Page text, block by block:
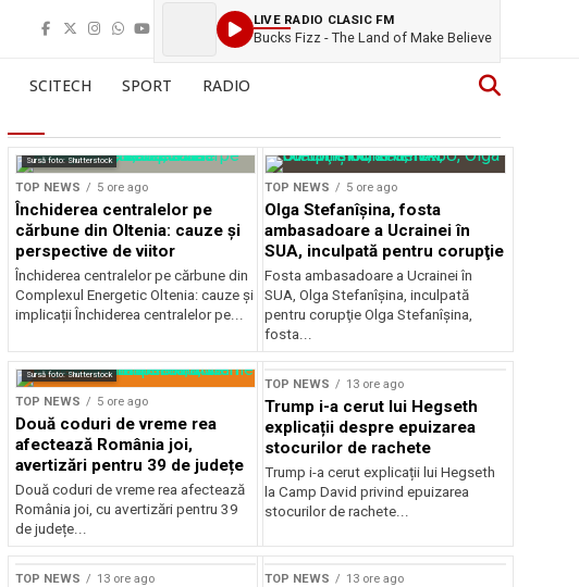
LIVE RADIO CLASIC FM
Bucks Fizz - The Land of Make Believe
SCITECH SPORT RADIO
Sursă foto: Shutterstock
TOP NEWS 5 ore ago
Închiderea centralelor pe
cărbune din Oltenia: cauze și
perspective de viitor
Închiderea centralelor pe cărbune din
Complexul Energetic Oltenia: cauze și
implicații Închiderea centralelor pe...
TOP NEWS 5 ore ago
Olga Stefanîşina, fosta
ambasadoare a Ucrainei în
SUA, inculpată pentru corupţie
Fosta ambasadoare a Ucrainei în
SUA, Olga Stefanîşina, inculpată
pentru corupţie Olga Stefanîşina,
fosta...
Sursă foto: Shutterstock
TOP NEWS 5 ore ago
Două coduri de vreme rea
afectează România joi,
avertizări pentru 39 de județe
Două coduri de vreme rea afectează
România joi, cu avertizări pentru 39
de județe...
TOP NEWS 13 ore ago
Trump i-a cerut lui Hegseth
explicații despre epuizarea
stocurilor de rachete
Trump i-a cerut explicații lui Hegseth
la Camp David privind epuizarea
stocurilor de rachete...
TOP NEWS 13 ore ago TOP NEWS 13 ore ago